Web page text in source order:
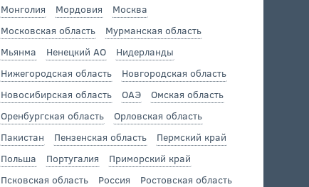
Монголия
Мордовия
Москва
Московская область
Мурманская область
Мьянма
Ненецкий АО
Нидерланды
Нижегородская область
Новгородская область
Новосибирская область
ОАЭ
Омская область
Оренбургская область
Орловская область
Пакистан
Пензенская область
Пермский край
Польша
Португалия
Приморский край
Псковская область
Россия
Ростовская область